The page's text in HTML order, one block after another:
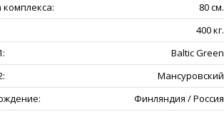
80 см.
400 кг.
Baltic Green
Мансуровский
Финляндия / Россия